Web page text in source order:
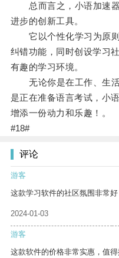
总而言之，小语加速器
进步的创新工具。
它以个性化学习为原则
纠错功能，同时创设学习
有趣的学习环境。
无论你是在工作、生活
是正在准备语言考试，小
增添一份动力和乐趣！。
#18#
评论
游客
这款学习软件的社区氛围非常
2024-01-03
游客
这款软件的价格非常实惠，值得